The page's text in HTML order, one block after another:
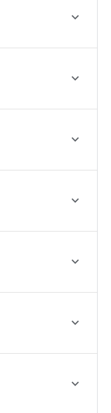






